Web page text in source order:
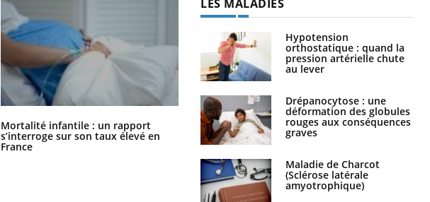
Mortalité infantile : un rapport
s’interroge sur son taux élevé en
France
Grossesse à risque : ce jus naturel
attire l'attention des chercheurs
LES MALADIES
Hypotension
orthostatique : quand la
pression artérielle chute
au lever
Drépanocytose : une
déformation des globules
rouges aux conséquences
graves
Maladie de Charcot
(Sclérose latérale
amyotrophique)